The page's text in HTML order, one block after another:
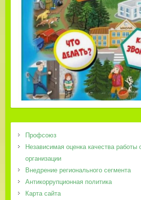
Профсоюз
Независимая оценка качества работы
организации
Внедрение регионального сегмента
Антикоррупционная политика
Карта сайта